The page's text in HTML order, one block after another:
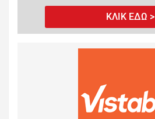
ΚΛΙΚ ΕΔΩ >